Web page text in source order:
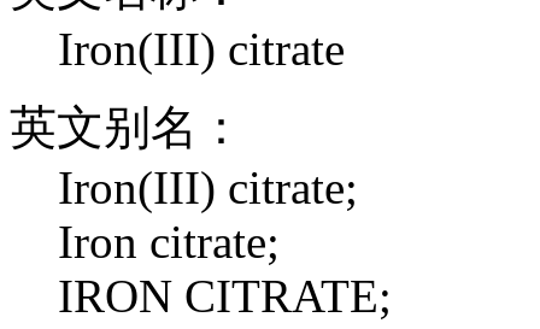
Iron(III) citrate
英文别名：
Iron(III) citrate;
Iron citrate;
IRON CITRATE;